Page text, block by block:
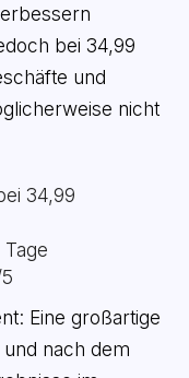
bei 34,99
und
nicht
34,99
Eine großartige
nach dem